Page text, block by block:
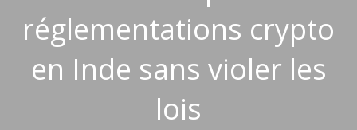
réglementations crypto
en Inde sans violer les
lois